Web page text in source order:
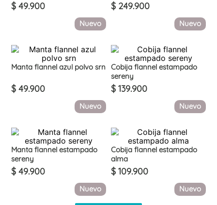
$ 49.900
Nuevo
$ 249.900
Nuevo
Manta flannel azul polvo srn
$ 49.900
Nuevo
Cobija flannel estampado
sereny
$ 139.900
Nuevo
Manta flannel estampado
sereny
$ 49.900
Nuevo
Cobija flannel estampado
alma
$ 109.900
Nuevo